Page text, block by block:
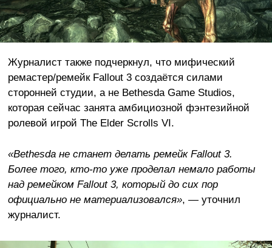
Журналист также подчеркнул, что мифический
ремастер/ремейк Fallout 3 создаётся силами
сторонней студии, а не Bethesda Game Studios,
которая сейчас занята амбициозной фэнтезийной
ролевой игрой The Elder Scrolls VI.
«Bethesda не станет делать ремейк Fallout 3.
Более того, кто-то уже проделал немало работы
над ремейком Fallout 3, который до сих пор
официально не материализовался», — уточнил
журналист.